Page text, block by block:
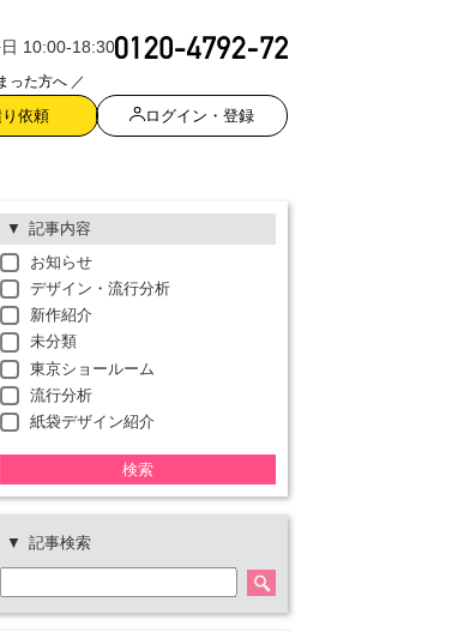
10:00-18:30
った方へ ／
依頼 ログイン・登録
記事内容
お知らせ
デザイン・流行分析
新作紹介
未分類
東京ショールーム
流行分析
紙袋デザイン紹介
検索
記事検索